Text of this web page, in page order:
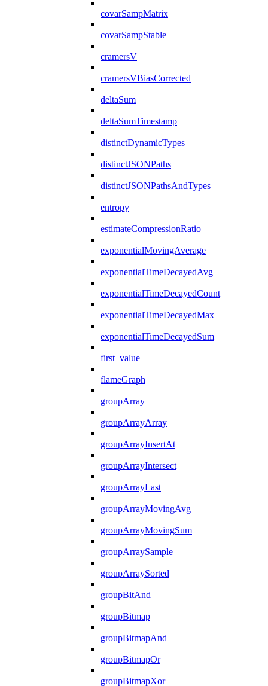
covarSampMatrix
covarSampStable
cramersV
cramersVBiasCorrected
deltaSum
deltaSumTimestamp
distinctDynamicTypes
distinctJSONPaths
distinctJSONPathsAndTypes
entropy
estimateCompressionRatio
exponentialMovingAverage
exponentialTimeDecayedAvg
exponentialTimeDecayedCount
exponentialTimeDecayedMax
exponentialTimeDecayedSum
first_value
flameGraph
groupArray
groupArrayArray
groupArrayInsertAt
groupArrayIntersect
groupArrayLast
groupArrayMovingAvg
groupArrayMovingSum
groupArraySample
groupArraySorted
groupBitAnd
groupBitmap
groupBitmapAnd
groupBitmapOr
groupBitmapXor